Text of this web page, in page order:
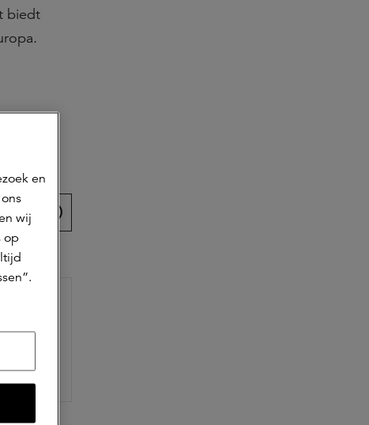
biedt
artikel
en
wij
op